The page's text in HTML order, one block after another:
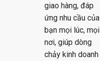
giao hàng, đáp
ứng nhu cầu của
bạn mọi lúc, mọi
nơi, giúp dòng
chảy kinh doanh